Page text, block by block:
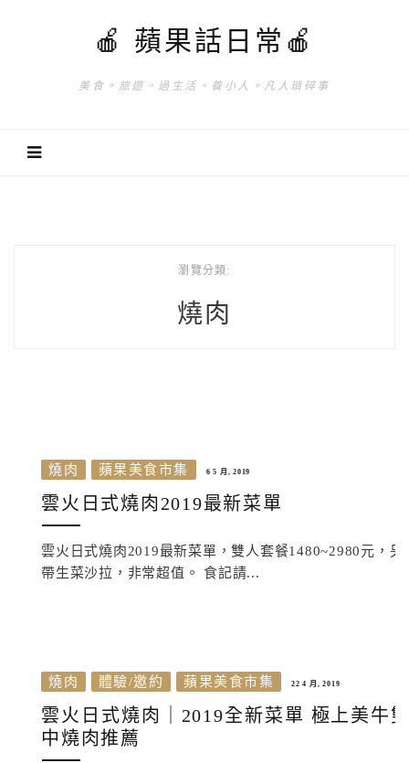
🍎 蘋果話日常🍎
美食。旅遊。過生活。養小人。凡人瑣碎事
瀏覽分類:
燒肉
燒肉 蘋果美食市集 6 5 月, 2019
雲火日式燒肉2019最新菜單
雲火日式燒肉2019最新菜單，雙人套餐1480~2980元，
帶生菜沙拉，非常超值。 食記請...
燒肉 體驗/邀約 蘋果美食市集 22 4 月, 2019
雲火日式燒肉｜2019全新菜單 極上美牛
中燒肉推薦